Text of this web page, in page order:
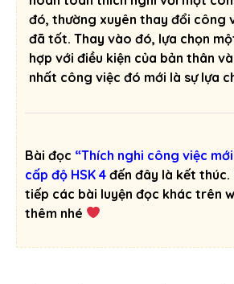
đó, thường xuyên thay đổi công
đã tốt. Thay vào đó, lựa chọn
hợp với điều kiện của bản thân
nhất công việc đó mới là sự lựa
Bài đọc “Thích nghi công việc
cấp độ HSK 4 đến đây là kết thúc.
tiếp các bài luyện đọc khác trên
thêm nhé